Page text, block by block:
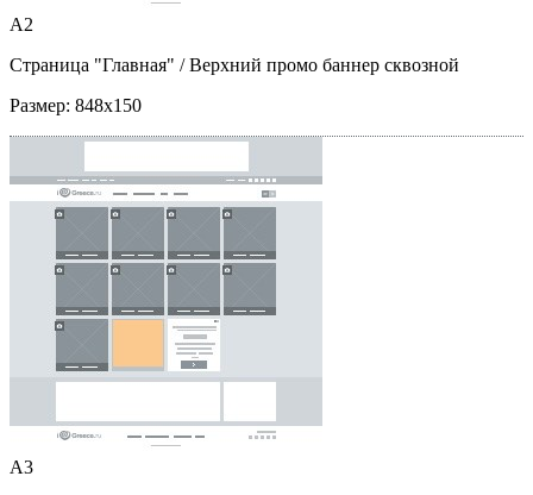
A2
Страница "Главная" / Верхний промо баннер сквозной
Размер: 848x150
A3